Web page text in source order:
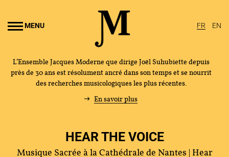
MENU FR EN
L’Ensemble Jacques Moderne que dirige Joël Suhubiette depuis
près de 30 ans est résolument ancré dans son temps et se nourrit
des recherches musicologiques les plus récentes.
En savoir plus
HEAR THE VOICE
Musique Sacrée à la Cathédrale de Nantes | Hear